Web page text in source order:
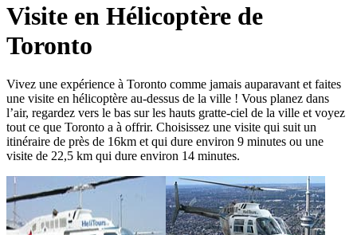
Visite en Hélicoptère de
Toronto
Vivez une expérience à Toronto comme jamais auparavant et faites
une visite en hélicoptère au-dessus de la ville ! Vous planez dans
l’air, regardez vers le bas sur les hauts gratte-ciel de la ville et voyez
tout ce que Toronto a à offrir. Choisissez une visite qui suit un
itinéraire de près de 16km et qui dure environ 9 minutes ou une
visite de 22,5 km qui dure environ 14 minutes.